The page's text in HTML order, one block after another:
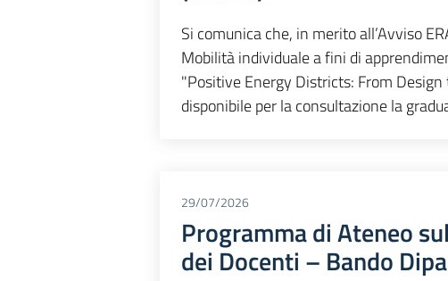
Si comunica che, in merito all’Avviso
Mobilità individuale a fini di
"Positive Energy Districts: From
disponibile per la consultazione la
29/07/2026
Programma di Ateneo
dei Docenti – Bando